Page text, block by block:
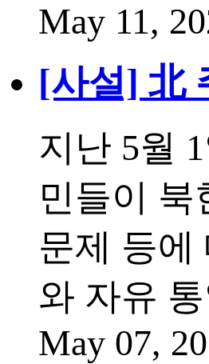
May 11,
[사설] 北
지난 5월
민들이 북
문제 등에
와 자유
May 07,